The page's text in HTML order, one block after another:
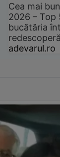
Cea mai
2026 –
bucătăria
adevarul.ro